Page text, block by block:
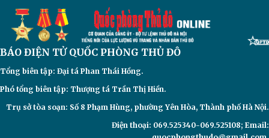
BÁO ĐIỆN TỬQUỐC PHÒNG THỦ ĐÔ
Tổng biên tập: Đại tá Phan Thái Hồng.
Phó tổng biên tập: Thượng tá Trần Thị Hiền.
Trụ sở tòa soạn: Số 8 Phạm Hùng, phường Yên Hòa, Thành phố Hà Nội.
Điện thoại: 069.525340-069.525108; Email: